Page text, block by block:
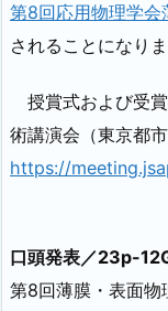
第8回応用物理学会
されることになりま
授賞式および受
術講演会（東京都
https://
口頭発表／23p-
第8回薄膜・表面物